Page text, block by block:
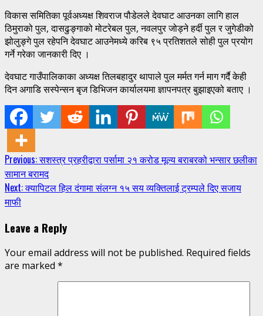
विकास समितिका पूर्वअध्यक्ष शिवराज पौडेलले देवघाट आउनका लागि हाल
ठिमुराको पुल, दासढुङ्गाको मोटरेबल पुल, नवलपुर जोड्ने हर्दी पुल र जुगेडीको
झोलुङ्गे पुल रहेपनि देवघाट आउनेमध्ये करिब ९५ प्रतिशतले सोही पुल प्रयोग
गर्ने गरेका जानकारी दिए ।
देवघाट गाउँपालिकाका अध्यक्ष तिलबहादुर थापाले पुल मर्मत गर्न माग गर्दै केही
दिन अगाडि सस्पेन्सन बृज डिभिजन कार्यालयमा ज्ञापनपत्र बुझाइएको बताए ।
Continue
Reading
Previous:सशस्त्र प्रहरीद्वारा पर्सामा २१ करोड मूल्य बराबरको भन्सार छलीका
सामान बरामद
Next:क्यापिटल हिल दंगामा संलग्न १५ सय व्यक्तिलाई ट्रम्पले दिए सजाय
माफी
Leave a Reply
Your email address will not be published. Required fields
are marked *